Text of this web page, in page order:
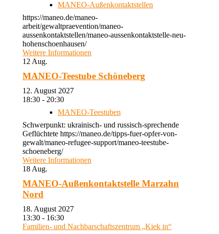
MANEO-Außenkontaktstellen
https://maneo.de/maneo-
arbeit/gewaltpraevention/maneo-
aussenkontaktstellen/maneo-aussenkontaktstelle-neu-
hohenschoenhausen/
Weitere Informationen
12 Aug.
MANEO-Teestube Schöneberg
12. August 2027
18:30 - 20:30
MANEO-Teestuben
Schwerpunkt: ukrainisch- und russisch-sprechende
Geflüchtete https://maneo.de/tipps-fuer-opfer-von-
gewalt/maneo-refugee-support/maneo-teestube-
schoeneberg/
Weitere Informationen
18 Aug.
MANEO-Außenkontaktstelle Marzahn
Nord
18. August 2027
13:30 - 16:30
Familien- und Nachbarschaftszentrum „Kiek in“